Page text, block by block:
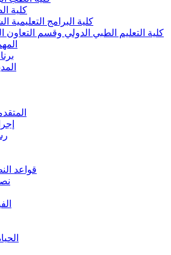
كلية
كلية البرامج التعليمية
كلية التعليم الطبي الدولي وقسم التعاون
قواعد